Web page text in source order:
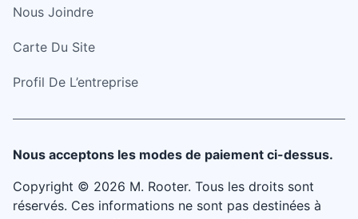
Nous Joindre
Carte Du Site
Profil De L’entreprise
Nous acceptons les modes de paiement ci-dessus.
Copyright © 2026 M. Rooter. Tous les droits sont
réservés. Ces informations ne sont pas destinées à